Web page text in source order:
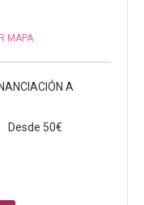
MAPA
A
Desde 50€